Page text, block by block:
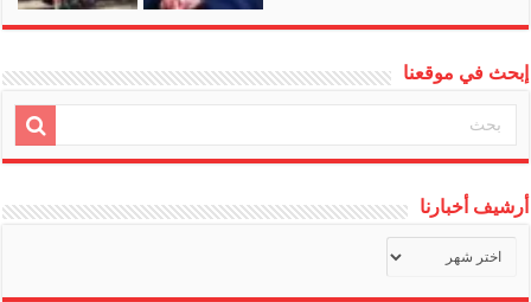
إبحث في موقعنا
أرشيف أخبارنا
أخبارنا